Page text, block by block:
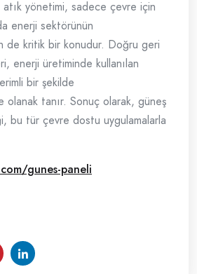
yönetimi, sadece çevre için
enerji sektörünün
de kritik bir konudur. Doğru geri
enerji üretiminde kullanılan
bir şekilde
olanak tanır. Sonuç olarak, güneş
bu tür çevre dostu uygulamalarla
gunes-paneli